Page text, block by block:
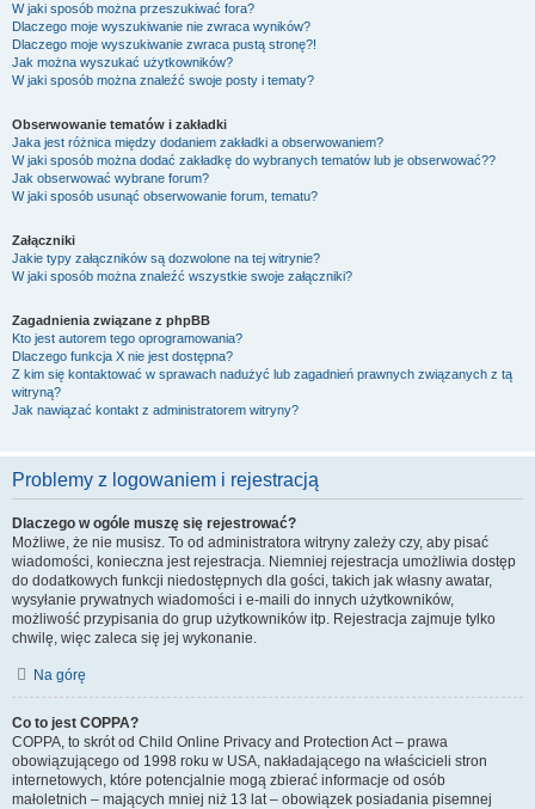
W jaki sposób można przeszukiwać fora?
Dlaczego moje wyszukiwanie nie zwraca wyników?
Dlaczego moje wyszukiwanie zwraca pustą stronę?!
Jak można wyszukać użytkowników?
W jaki sposób można znaleźć swoje posty i tematy?
Obserwowanie tematów i zakładki
Jaka jest różnica między dodaniem zakładki a obserwowaniem?
W jaki sposób można dodać zakładkę do wybranych tematów lub je obserwować??
Jak obserwować wybrane forum?
W jaki sposób usunąć obserwowanie forum, tematu?
Załączniki
Jakie typy załączników są dozwolone na tej witrynie?
W jaki sposób można znaleźć wszystkie swoje załączniki?
Zagadnienia związane z phpBB
Kto jest autorem tego oprogramowania?
Dlaczego funkcja X nie jest dostępna?
Z kim się kontaktować w sprawach nadużyć lub zagadnień prawnych związanych z tą
witryną?
Jak nawiązać kontakt z administratorem witryny?
Problemy z logowaniem i rejestracją
Dlaczego w ogóle muszę się rejestrować?
Możliwe, że nie musisz. To od administratora witryny zależy czy, aby pisać
wiadomości, konieczna jest rejestracja. Niemniej rejestracja umożliwia dostęp
do dodatkowych funkcji niedostępnych dla gości, takich jak własny awatar,
wysyłanie prywatnych wiadomości i e-maili do innych użytkowników,
możliwość przypisania do grup użytkowników itp. Rejestracja zajmuje tylko
chwilę, więc zaleca się jej wykonanie.
Na górę
Co to jest COPPA?
COPPA, to skrót od Child Online Privacy and Protection Act – prawa
obowiązującego od 1998 roku w USA, nakładającego na właścicieli stron
internetowych, które potencjalnie mogą zbierać informacje od osób
małoletnich – mających mniej niż 13 lat – obowiązek posiadania pisemnej